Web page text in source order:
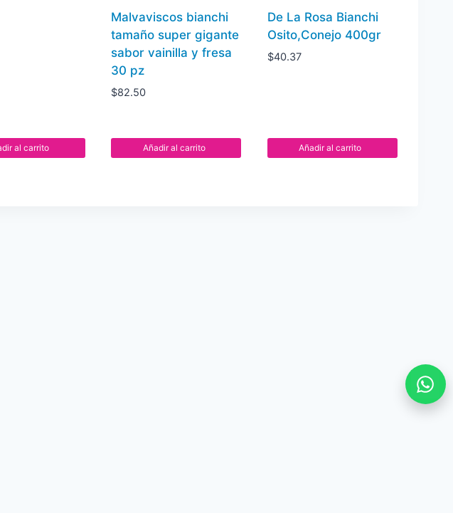
presentación
de
50
cantidad
al carrito
Malvaviscos bianchi
tamaño super gigante
sabor vainilla y fresa
30 pz
$82.50
Añadir al carrito
De La Rosa Bianchi
Osito,Conejo 400gr
$40.37
Añadir al carrito